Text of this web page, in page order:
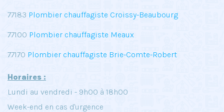
77183 Plombier chauffagiste Croissy-Beaubourg
77100 Plombier chauffagiste Meaux
77170 Plombier chauffagiste Brie-Comte-Robert
Horaires :
Lundi au vendredi - 9h00 à 18h00
Week-end en cas d'urgence